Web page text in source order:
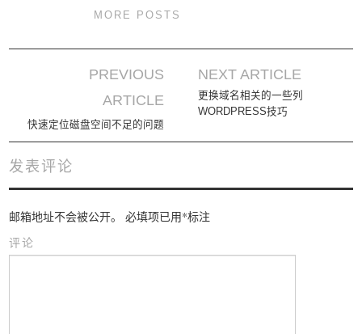
MORE POSTS
Post navigation
PREVIOUS
ARTICLE
快速定位磁盘空间不足的问题
NEXT ARTICLE
更换域名相关的一些列
WORDPRESS技巧
发表评论
邮箱地址不会被公开。 必填项已用*标注
评论